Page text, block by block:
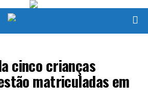
cinco crianças
matriculadas em